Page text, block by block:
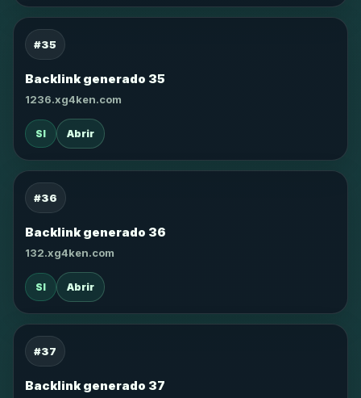
#35
Backlink generado 35
1236.xg4ken.com
SI Abrir
#36
Backlink generado 36
132.xg4ken.com
SI Abrir
#37
Backlink generado 37